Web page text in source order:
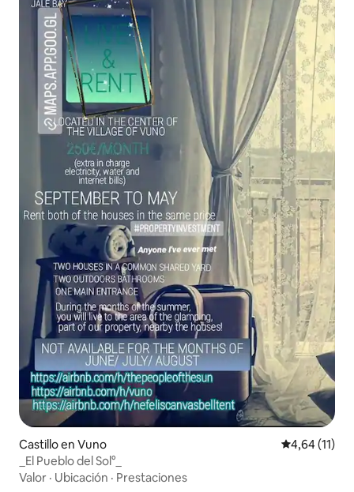
Castillo en Vuno Calificación
4,64 (11)
_El Pueblo del Sol°_
Valor · Ubicación · Prestaciones